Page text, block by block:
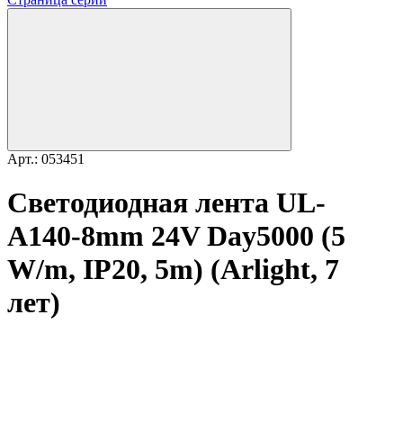
Арт.: 053451
Светодиодная лента UL-
A140-8mm 24V Day5000 (5
W/m, IP20, 5m) (Arlight, 7
лет)